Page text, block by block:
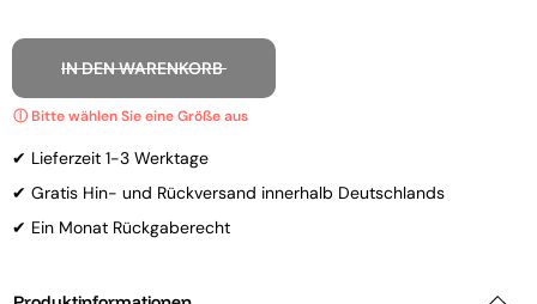
IN DEN WARENKORB
✔ Lieferzeit 1-3 Werktage
✔ Gratis Hin- und Rückversand innerhalb Deutschlands
✔ Ein Monat Rückgaberecht